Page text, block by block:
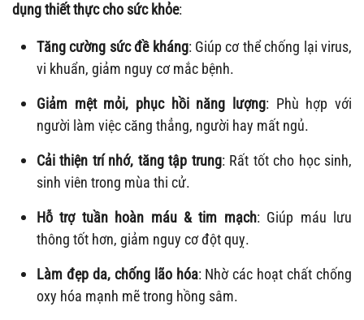
dụng thiết thực cho sức khỏe:
Tăng cường sức đề kháng: Giúp cơ thể chống lại virus,
vi khuẩn, giảm nguy cơ mắc bệnh.
Giảm mệt mỏi, phục hồi năng lượng: Phù hợp với
người làm việc căng thẳng, người hay mất ngủ.
Cải thiện trí nhớ, tăng tập trung: Rất tốt cho học sinh,
sinh viên trong mùa thi cử.
Hỗ trợ tuần hoàn máu & tim mạch: Giúp máu lưu
thông tốt hơn, giảm nguy cơ đột quỵ.
Làm đẹp da, chống lão hóa: Nhờ các hoạt chất chống
oxy hóa mạnh mẽ trong hồng sâm.